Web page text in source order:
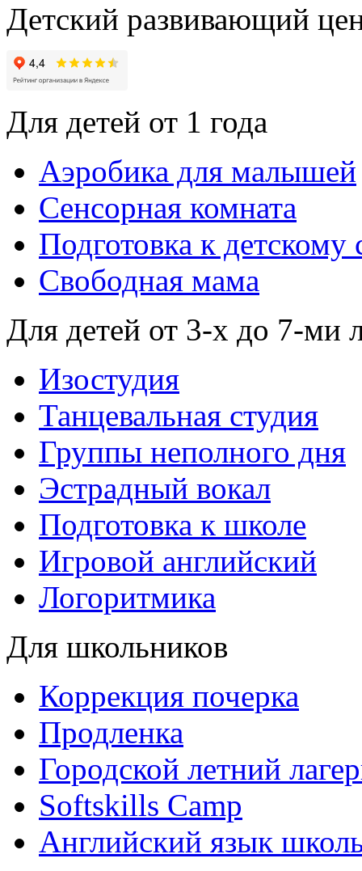
Детский развивающий
Для детей от 1 года
Аэробика для малышей
Сенсорная комната
Подготовка к детскому
Свободная мама
Для детей от 3-х до 7-ми
Изостудия
Танцевальная студия
Группы неполного дня
Эстрадный вокал
Подготовка к школе
Игровой английский
Логоритмика
Для школьников
Коррекция почерка
Продленка
Городской летний
Softskills Camp
Английский язык